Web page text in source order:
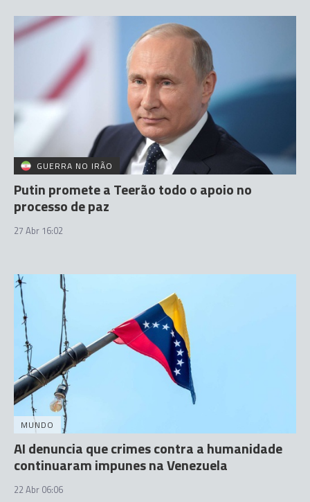
GUERRA NO IRÃO
Putin promete a Teerão todo o apoio no
processo de paz
27 Abr 16:02
MUNDO
AI denuncia que crimes contra a humanidade
continuaram impunes na Venezuela
22 Abr 06:06